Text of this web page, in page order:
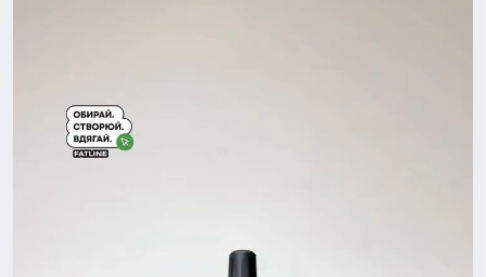
це той, який хочеться носити навіть у вихідний.Це перш
е враження про компанію, спосіб об’єднати команду, под
якувати клієнтам або створити річ, яку хочеться носити